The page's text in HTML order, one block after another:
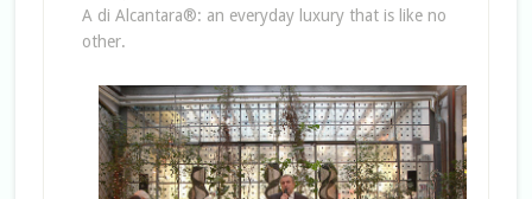
A di Alcantara®: an everyday luxury that is like no
other.